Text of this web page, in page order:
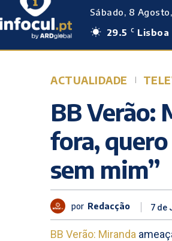
Sábado, 8
29.5
C Lisboa
ACTUALIDADE
BB Verão:
fora,
sem mim”
por Redacção 7 de
BB Verão: Miranda